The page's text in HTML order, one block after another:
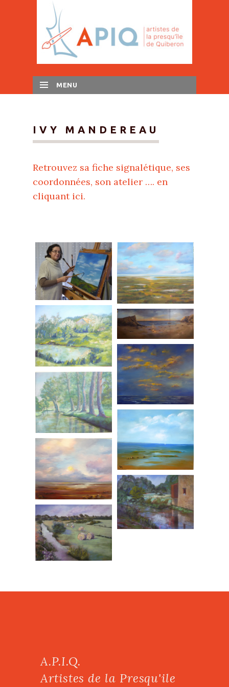
MENU
IVY MANDEREAU
Retrouvez sa fiche signalétique, ses
coordonnées, son atelier …. en
cliquant ici.
A.P.I.Q.
Artistes de la Presqu'ile